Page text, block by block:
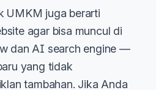
UMKM juga berarti
agar bisa muncul di
dan AI search engine —
yang tidak
tambahan. Jika Anda